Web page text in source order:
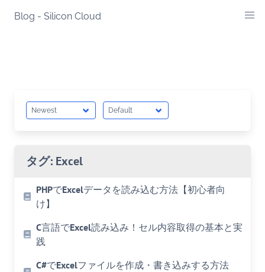
Blog - Silicon Cloud
タグ: Excel
PHPでExcelデータを読み込む方法【初心者向
け】
C言語でExcel読み込み！セル内容取得の基本と実
践
C#でExcelファイルを作成・書き込みする方法